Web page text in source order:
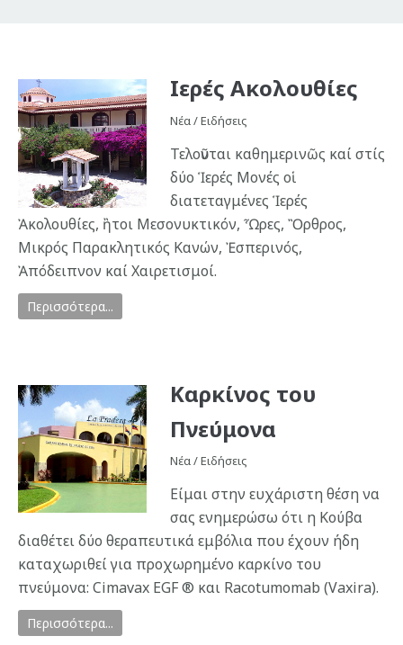
Ιερές Ακολουθίες
Νέα / Ειδήσεις
Τελοῦνται καθημερινῶς καί στίς
δύο Ἱερές Μονές οἱ
διατεταγμένες Ἱερές
Ἀκολουθίες, ἢτοι Μεσονυκτικόν, Ὧρες, Ὂρθρος,
Μικρός Παρακλητικός Κανών, Ἐσπερινός,
Ἀπόδειπνον καί Χαιρετισμοί.
Περισσότερα...
Καρκίνος του
Πνεύμονα
Νέα / Ειδήσεις
Είμαι στην ευχάριστη θέση να
σας ενημερώσω ότι η Κούβα
διαθέτει δύο θεραπευτικά εμβόλια που έχουν ήδη
καταχωριθεί για προχωρημένο καρκίνο του
πνεύμονα: Cimavax EGF ® και Racotumomab (Vaxira).
Περισσότερα...